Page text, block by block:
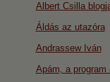
Albert Csilla
Áldás az utazóra
Andrassew Iván
Apám, a program